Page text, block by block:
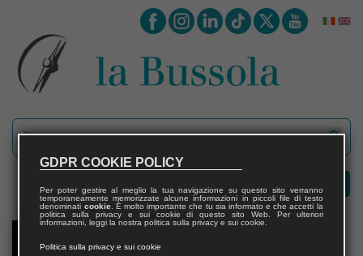
GDPR COOKIE POLICY
Per poter gestire al meglio la tua navigazione su questo sito verranno
temporaneamente memorizzate alcune informazioni in piccoli file di testo
denominati cookie. È molto importante che tu sia informato e che accetti la
politica sulla privacy e sui cookie di questo sito Web. Per ulteriori
informazioni, leggi la nostra politica sulla privacy e sui cookie.
Politica sulla privacy e sui cookie